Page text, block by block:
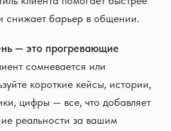
снижает барьер в общении.
— это прогревающие
сомневается или
короткие кейсы, истории,
цифры — все, что добавляет
реальности за вашим